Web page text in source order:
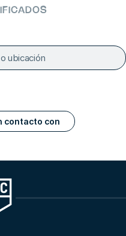
contacto con